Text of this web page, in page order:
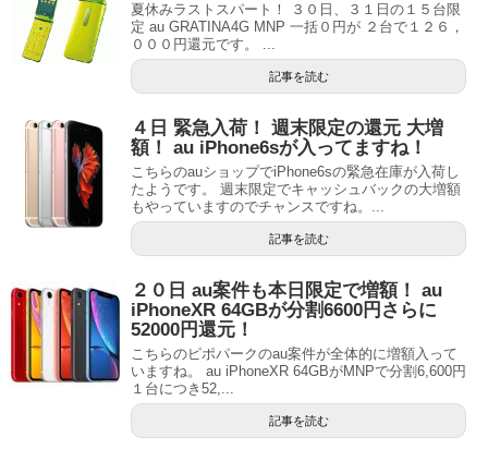
夏休みラストスパート！ ３０日、３１日の１５台限
定 au GRATINA4G MNP 一括０円が ２台で１２６，
０００円還元です。 ...
記事を読む
４日 緊急入荷！ 週末限定の還元 大増
額！ au iPhone6sが入ってますね！
こちらのauショップでiPhone6sの緊急在庫が入荷し
たようです。 週末限定でキャッシュバックの大増額
もやっていますのでチャンスですね。...
記事を読む
２０日 au案件も本日限定で増額！ au
iPhoneXR 64GBが分割6600円さらに
52000円還元！
こちらのピポパークのau案件が全体的に増額入って
いますね。 au iPhoneXR 64GBがMNPで分割6,600円
１台につき52,...
記事を読む